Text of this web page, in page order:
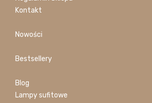
Kontakt
Nowości
Bestsellery
Blog
Lampy sufitowe